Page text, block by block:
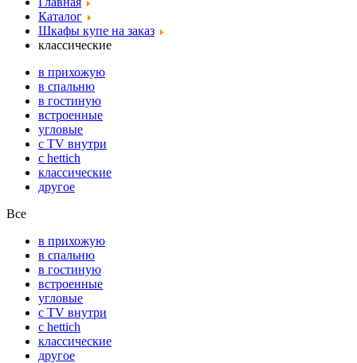
Каталог
Шкафы купе на заказ
классические
в прихожую
в спальню
в гостиную
встроенные
угловые
с TV внутри
с hettich
классические
другое
Все
в прихожую
в спальню
в гостиную
встроенные
угловые
с TV внутри
с hettich
классические
другое